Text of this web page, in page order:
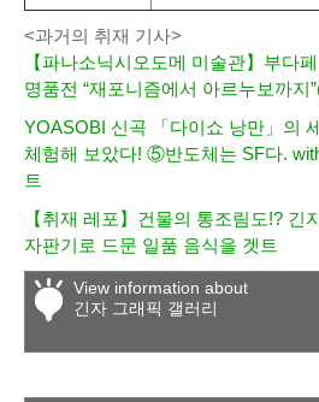
<과거의 취재 기사>
【파나소닉시오도메 미술관】부다
명품전 “재포니즘에서 아르누보까지
YOASOBI 신곡 「다이쇼 낭만」의
체험해 보았다! ⑤반도체는 SF다.
트
【취재 레포】건물의 통조림도!? 긴
자판기로 드문 일품 음식을 겟트
View information about
긴자 그래픽 갤러리